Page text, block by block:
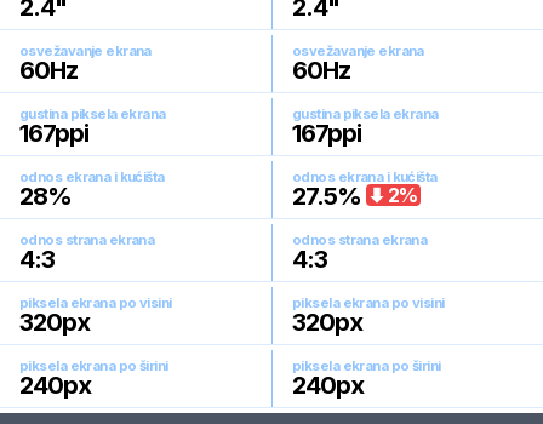
2.4" 2.4"
osvežavanje ekrana
60Hz
osvežavanje ekrana
60Hz
gustina piksela ekrana
167ppi
gustina piksela ekrana
167ppi
odnos ekrana i kućišta
28%
odnos ekrana i kućišta
27.5% 2%
odnos strana ekrana
4:3
odnos strana ekrana
4:3
piksela ekrana po visini
320px
piksela ekrana po visini
320px
piksela ekrana po širini
240px
piksela ekrana po širini
240px